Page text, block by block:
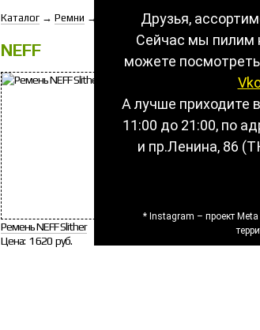
Каталог → Ремни →
NEFF
Ремень NEFF Slither
Цена: 1 620 руб.
Друзья,
Сейчас мы пилим
можете
А лучше приходите
11:00 до 21:00, по
и пр.Ленина, 86
* Instagram – проект